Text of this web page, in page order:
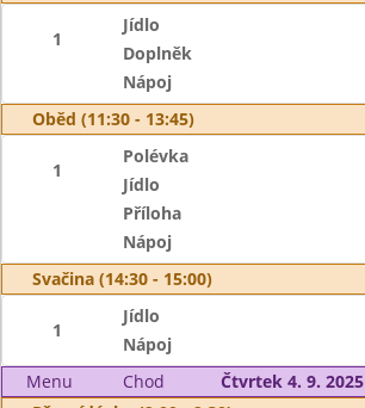
1
Jídlo
Doplněk
Nápoj
Oběd (11:30 - 13:45)
1
Polévka
Jídlo
Příloha
Nápoj
Svačina (14:30 - 15:00)
1
Jídlo
Nápoj
Menu
Chod
Čtvrtek 4. 9. 2025